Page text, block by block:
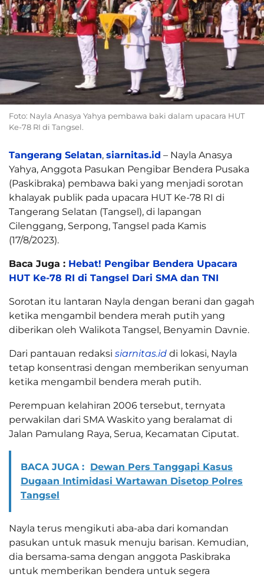
Foto: Nayla Anasya Yahya pembawa baki dalam upacara HUT
Ke-78 RI di Tangsel.
Tangerang Selatan, siarnitas.id – Nayla Anasya
Yahya, Anggota Pasukan Pengibar Bendera Pusaka
(Paskibraka) pembawa baki yang menjadi sorotan
khalayak publik pada upacara HUT Ke-78 RI di
Tangerang Selatan (Tangsel), di lapangan
Cilenggang, Serpong, Tangsel pada Kamis
(17/8/2023).
Baca Juga : Hebat! Pengibar Bendera Upacara
HUT Ke-78 RI di Tangsel Dari SMA dan TNI
Sorotan itu lantaran Nayla dengan berani dan gagah
ketika mengambil bendera merah putih yang
diberikan oleh Walikota Tangsel, Benyamin Davnie.
Dari pantauan redaksi siarnitas.id di lokasi, Nayla
tetap konsentrasi dengan memberikan senyuman
ketika mengambil bendera merah putih.
Perempuan kelahiran 2006 tersebut, ternyata
perwakilan dari SMA Waskito yang beralamat di
Jalan Pamulang Raya, Serua, Kecamatan Ciputat.
BACA JUGA : Dewan Pers Tanggapi Kasus
Dugaan Intimidasi Wartawan Disetop Polres
Tangsel
Nayla terus mengikuti aba-aba dari komandan
pasukan untuk masuk menuju barisan. Kemudian,
dia bersama-sama dengan anggota Paskibraka
untuk memberikan bendera untuk segera